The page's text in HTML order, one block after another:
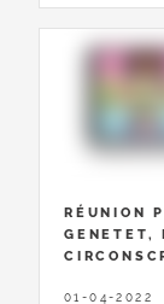
RÉUNION
GENETET,
01-04-2022